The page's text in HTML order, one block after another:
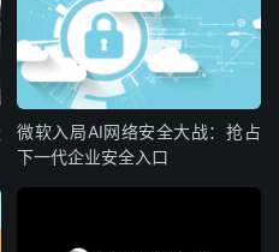
微软入局AI网络安全大战：抢占
下一代企业安全入口